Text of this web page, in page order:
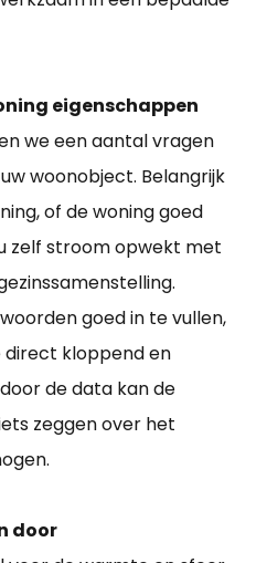
eigenschappen
we een aantal vragen
woonobject. Belangrijk
of de woning goed
zelf stroom opwekt met
goed in te vullen,
kloppend en
de data kan de
zeggen over het
door